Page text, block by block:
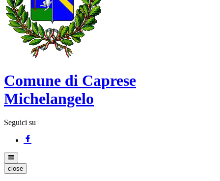
Comune di Caprese
Michelangelo
Seguici su
close